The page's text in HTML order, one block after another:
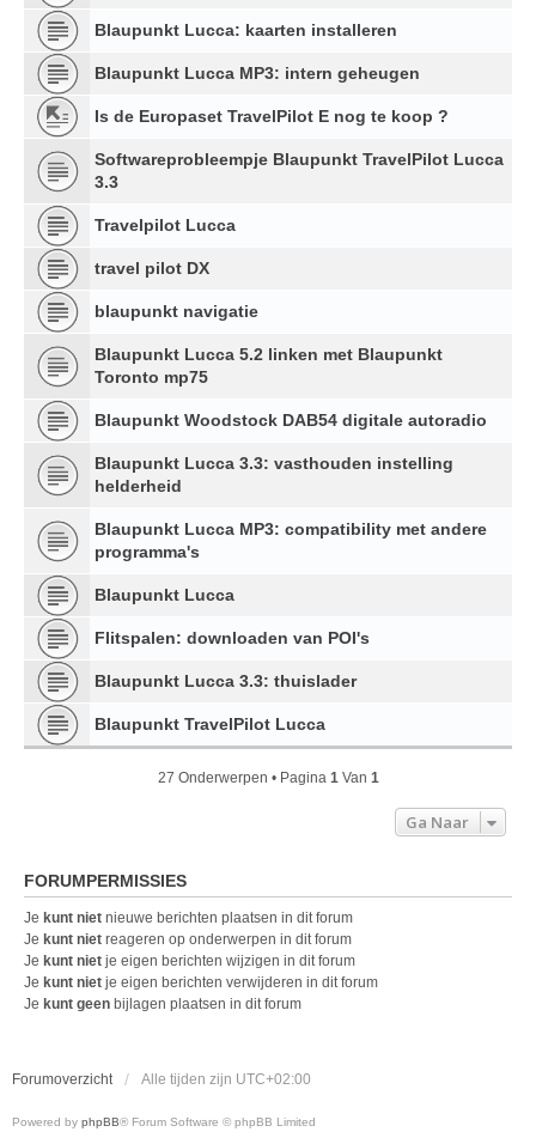
Blaupunkt Lucca: kaarten installeren
Blaupunkt Lucca MP3: intern geheugen
Is de Europaset TravelPilot E nog te koop ?
Softwareprobleempje Blaupunkt TravelPilot Lucca
3.3
Travelpilot Lucca
travel pilot DX
blaupunkt navigatie
Blaupunkt Lucca 5.2 linken met Blaupunkt
Toronto mp75
Blaupunkt Woodstock DAB54 digitale autoradio
Blaupunkt Lucca 3.3: vasthouden instelling
helderheid
Blaupunkt Lucca MP3: compatibility met andere
programma's
Blaupunkt Lucca
Flitspalen: downloaden van POI's
Blaupunkt Lucca 3.3: thuislader
Blaupunkt TravelPilot Lucca
27 Onderwerpen • Pagina 1Van 1
Ga Naar
FORUMPERMISSIES
Je kunt niet nieuwe berichten plaatsen in dit forum
Je kunt niet reageren op onderwerpen in dit forum
Je kunt niet je eigen berichten wijzigen in dit forum
Je kunt niet je eigen berichten verwijderen in dit forum
Je kunt geen bijlagen plaatsen in dit forum
Forumoverzicht Alle tijden zijn UTC+02:00
Powered by phpBB® Forum Software © phpBB Limited